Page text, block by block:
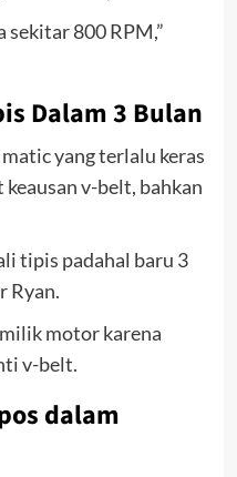
sekitar 800 RPM,”
Dalam 3 Bulan
yang terlalu keras
v-belt, bahkan
tipis padahal baru 3
Ryan.
motor karena
v-belt.
dalam